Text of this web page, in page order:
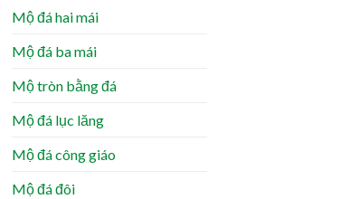
Mộ đá hai mái
Mộ đá ba mái
Mộ tròn bằng đá
Mộ đá lục lăng
Mộ đá công giáo
Mộ đá đôi